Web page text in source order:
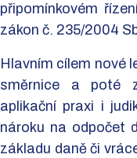
připomínkovém
zákon č. 235/2004
Hlavním cílem nové
směrnice a poté
aplikační praxi i
nároku na odpočet
základu daně či